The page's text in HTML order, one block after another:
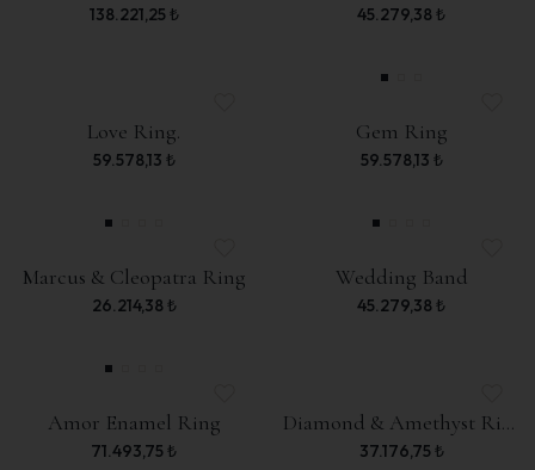
138.221,25₺ 45.279,38₺
Love Ring.
59.578,13 ₺
Gem Ring
59.578,13 ₺
Marcus & Cleopatra Ring
26.214,38₺
Wedding Band
45.279,38₺
Amor Enamel Ring
71.493,75₺
Diamond & Amethyst Ring
37.176,75₺